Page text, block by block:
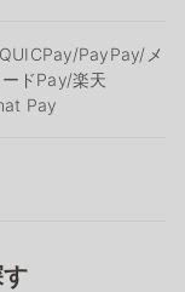
PayPay/メ
ドPay/楽天
Pay